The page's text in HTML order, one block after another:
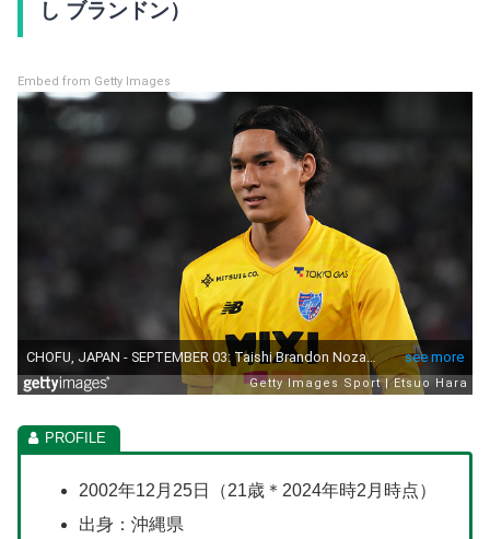
し ブランドン）
Embed from Getty Images
2002年12月25日（21歳＊2024年時2月時点）
出身：沖縄県